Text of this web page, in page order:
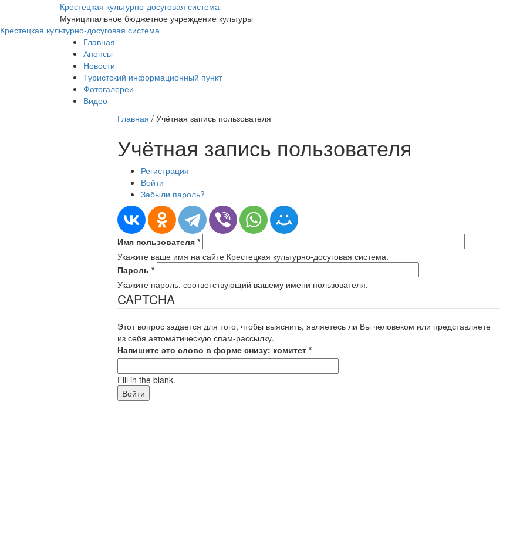
Крестецкая культурно-досуговая система
Муниципальное бюджетное учреждение культуры
Крестецкая культурно-досуговая система
Главная
Анонсы
Новости
Туристский информационный пункт
Фотогалереи
Видео
Главная / Учётная запись пользователя
Учётная запись пользователя
Главные вкладки
Регистрация
Войти
Забыли пароль?
Имя пользователя *
Укажите ваше имя на сайте Крестецкая культурно-досуговая система.
Пароль *
Укажите пароль, соответствующий вашему имени пользователя.
CAPTCHA
Этот вопрос задается для того, чтобы выяснить, являетесь ли Вы человеком или представляете
из себя автоматическую спам-рассылку.
Напишите это слово в форме снизу: комитет *
Fill in the blank.